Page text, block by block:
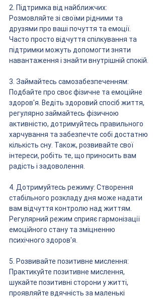
2. Підтримка від найближчих:
Розмовляйте зі своїми рідними та
друзями про ваші почуття та емоції.
Часто просто відчуття спілкування та
підтримки можуть допомогти зняти
навантаження і знайти внутрішній спокій.
3. Займайтесь самозабезпеченням:
Подбайте про своє фізичне та емоційне
здоров'я. Ведіть здоровий спосіб життя,
регулярно займайтесь фізичною
активністю, дотримуйтесь правильного
харчування та забезпечте собі достатню
кількість сну. Також, розвивайте свої
інтереси, робіть те, що приносить вам
радість і задоволення.
4. Дотримуйтесь режиму: Створення
стабільного розкладу дня може надати
вам відчуття контролю над життям.
Регулярний режим сприяє гармонізації
емоційного стану та зміцненню
психічного здоров'я.
5. Розвивайте позитивне мислення:
Практикуйте позитивне мислення,
шукайте позитивні сторони у житті,
проявляйте вдячність за маленькі